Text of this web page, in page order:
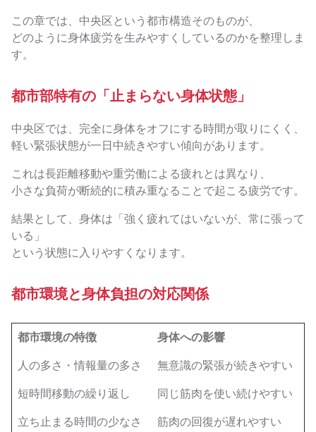
この章では、中央区という都市構造そのものが、
どのように身体疲労を生みやすくしているのかを整理しま
す。
都市部特有の「止まらない身体状態」
中央区では、完全に身体をオフにする時間が取りにくく、
軽い緊張状態が一日中続きやすい傾向があります。
これは長距離移動や重労働による疲れとは異なり、
小さな負荷が断続的に積み重なることで起こる疲労です。
結果として、身体は「強く疲れてはいないが、常に張って
いる」
という状態に入りやすくなります。
都市環境と身体負担の対応関係
都市環境の特徴
身体への影響
人の多さ・情報量の多さ
無意識の緊張が続きやすい
短時間移動の繰り返し
同じ筋肉を使い続けやすい
立ち止まる時間の少なさ
筋肉の回復が遅れやすい